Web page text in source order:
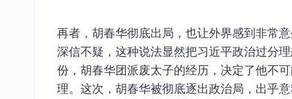
再者，胡春华彻底出局，也让外界感到非常
深信不疑，这种说法显然把习近平政治过分
份，胡春华团派废太子的经历，决定了他不
理。这次，胡春华被彻底逐出政治局，出乎